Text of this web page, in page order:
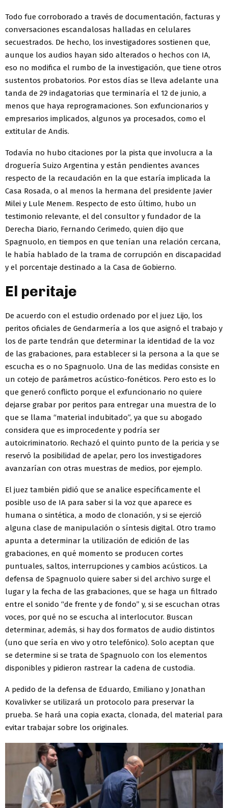
Todo fue corroborado a través de documentación, facturas y
conversaciones escandalosas halladas en celulares
secuestrados. De hecho, los investigadores sostienen que,
aunque los audios hayan sido alterados o hechos con IA,
eso no modifica el rumbo de la investigación, que tiene otros
sustentos probatorios. Por estos días se lleva adelante una
tanda de 29 indagatorias que terminaría el 12 de junio, a
menos que haya reprogramaciones. Son exfuncionarios y
empresarios implicados, algunos ya procesados, como el
extitular de Andis.
Todavía no hubo citaciones por la pista que involucra a la
droguería Suizo Argentina y están pendientes avances
respecto de la recaudación en la que estaría implicada la
Casa Rosada, o al menos la hermana del presidente Javier
Milei y Lule Menem. Respecto de esto último, hubo un
testimonio relevante, el del consultor y fundador de la
Derecha Diario, Fernando Cerimedo, quien dijo que
Spagnuolo, en tiempos en que tenían una relación cercana,
le había hablado de la trama de corrupción en discapacidad
y el porcentaje destinado a la Casa de Gobierno.
El peritaje
De acuerdo con el estudio ordenado por el juez Lijo, los
peritos oficiales de Gendarmería a los que asignó el trabajo y
los de parte tendrán que determinar la identidad de la voz
de las grabaciones, para establecer si la persona a la que se
escucha es o no Spagnuolo. Una de las medidas consiste en
un cotejo de parámetros acústico-fonéticos. Pero esto es lo
que generó conflicto porque el exfuncionario no quiere
dejarse grabar por peritos para entregar una muestra de lo
que se llama “material indubitado”, ya que su abogado
considera que es improcedente y podría ser
autoicriminatorio. Rechazó el quinto punto de la pericia y se
reservó la posibilidad de apelar, pero los investigadores
avanzarían con otras muestras de medios, por ejemplo.
El juez también pidió que se analice específicamente el
posible uso de IA para saber si la voz que aparece es
humana o sintética, a modo de clonación, y si se ejerció
alguna clase de manipulación o síntesis digital. Otro tramo
apunta a determinar la utilización de edición de las
grabaciones, en qué momento se producen cortes
puntuales, saltos, interrupciones y cambios acústicos. La
defensa de Spagnuolo quiere saber si del archivo surge el
lugar y la fecha de las grabaciones, que se haga un filtrado
entre el sonido “de frente y de fondo” y, si se escuchan otras
voces, por qué no se escucha al interlocutor. Buscan
determinar, además, si hay dos formatos de audio distintos
(uno que sería en vivo y otro telefónico). Solo aceptan que
se determine si se trata de Spagnuolo con los elementos
disponibles y pidieron rastrear la cadena de custodia.
A pedido de la defensa de Eduardo, Emiliano y Jonathan
Kovalivker se utilizará un protocolo para preservar la
prueba. Se hará una copia exacta, clonada, del material para
evitar trabajar sobre los originales.